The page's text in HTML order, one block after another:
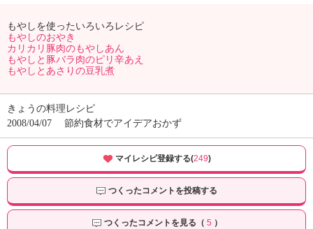
もやしを使ったいろいろレシピ
もやしのおやき
カリカリ豚肉のもやしあん
もやしと豚バラ肉のピリ辛あえ
もやしとあさりの豆乳煮
きょうの料理レシピ
2008/04/07
節約食材でアイデアおかず
マイレシピ登録する(249)
つくったコメントを投稿する
つくったコメントを見る（ 5 ）